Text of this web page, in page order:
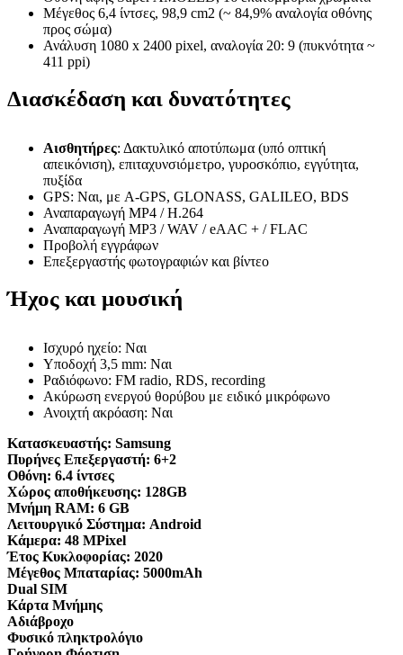
Μέγεθος 6,4 ίντσες, 98,9 cm2 (~ 84,9% αναλογία οθόνης
προς σώμα)
Ανάλυση 1080 x 2400 pixel, αναλογία 20: 9 (πυκνότητα ~
411 ppi)
Διασκέδαση και δυνατότητες
Αισθητήρες: Δακτυλικό αποτύπωμα (υπό οπτική
απεικόνιση), επιταχυνσιόμετρο, γυροσκόπιο, εγγύτητα,
πυξίδα
GPS: Ναι, με A-GPS, GLONASS, GALILEO, BDS
Αναπαραγωγή MP4 / H.264
Αναπαραγωγή MP3 / WAV / eAAC + / FLAC
Προβολή εγγράφων
Επεξεργαστής φωτογραφιών και βίντεο
Ήχος και μουσική
Ισχυρό ηχείο: Ναι
Υποδοχή 3,5 mm: Ναι
Ραδιόφωνο: FM radio, RDS, recording
Ακύρωση ενεργού θορύβου με ειδικό μικρόφωνο
Ανοιχτή ακρόαση: Ναι
Κατασκευαστής: Samsung
Πυρήνες Επεξεργαστή: 6+2
Οθόνη: 6.4 ίντσες
Χώρος αποθήκευσης: 128GB
Μνήμη RAM: 6 GB
Λειτουργικό Σύστημα: Android
Κάμερα: 48 MPixel
Έτος Κυκλοφορίας: 2020
Μέγεθος Μπαταρίας: 5000mAh
Dual SIM
Κάρτα Μνήμης
Αδιάβροχο
Φυσικό πληκτρολόγιο